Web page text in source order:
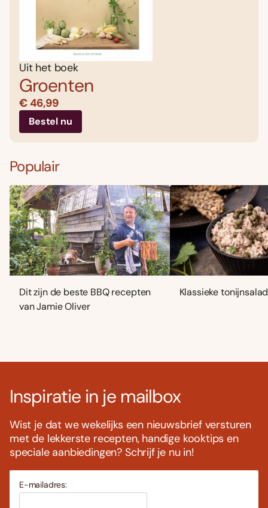
Uit het boek
Groenten
€ 46,99
Bestel nu
Populair
Dit zijn de beste BBQ recepten
van Jamie Oliver
Klassieke
Inspiratie in je mailbox
Wist je dat we wekelijks een nieuwsbrief versturen
met de lekkerste recepten, handige kooktips en
speciale aanbiedingen? Schrijf je nu in!
E-mailadres: